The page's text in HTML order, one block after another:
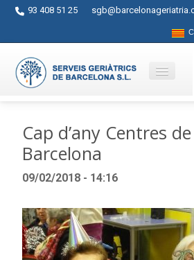
93 408 51 25
Serveis
Activitats
Centres
Ajuts
Cap d’any Centres
Barcelona
09/02/2018 - 14:16